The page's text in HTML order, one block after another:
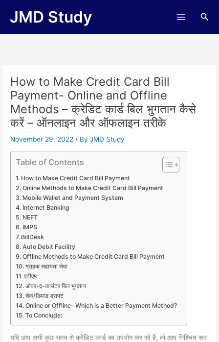
JMD Study
How to Make Credit Card Bill
Payment- Online and Offline
Methods – क्रेडिट कार्ड बिल भुगतान कैसे
करें – ऑनलाइन और ऑफलाइन तरीके
November 29, 2022/ ByJMD Study
Table of Contents
How to Make Credit Card Bill Payment
Online Methods to Make Credit Card Bill Payment
Mobile Wallet and Payment System
Internet Banking
NEFT
IMPS
BillDesk
Auto Debit Facility
Offline Methods to Make Credit Card Bill Payment
ग्राहक सहायता सेवा
एटीएम
ओवर-द-काउंटर बिल भुगतान
चेक/डिमांड ड्राफ्ट
Online or Offline- Which is a Better Payment Method?
To Conclude:
यदि आप अभी कुछ समय से क्रेडिट कार्ड का उपयोग कर रहे हैं, तो आप निश्चित रूप